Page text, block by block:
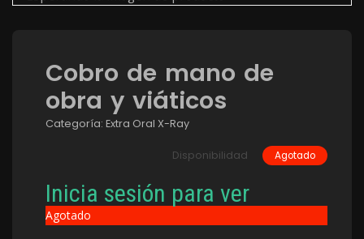
Cobro de mano de
obra y viáticos
Categoría: Extra Oral X-Ray
Disponibilidad Agotado
Inicia sesión para ver
Agotado